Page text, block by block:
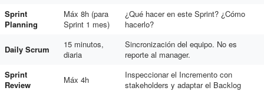
Sprint
Planning
Máx 8h (para
Sprint 1 mes)
¿Qué hacer en este Sprint? ¿Cómo
hacerlo?
Daily Scrum
15 minutos,
diaria
Sincronización del equipo. No es
reporte al manager.
Sprint
Review
Máx 4h
Inspeccionar el Incremento con
stakeholders y adaptar el Backlog